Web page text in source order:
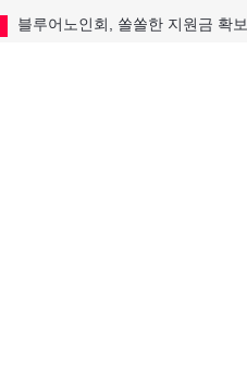
블루어노인회, 쏠쏠한 지원금 확보